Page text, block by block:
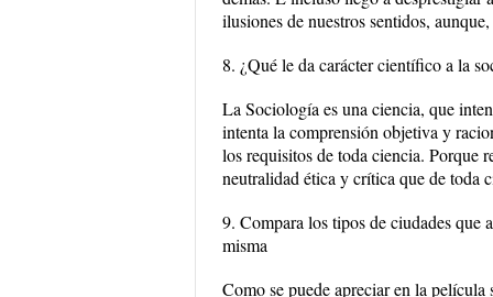
ilusiones de nuestros sentidos,
8. ¿Qué le da carácter científico a la
La Sociología es una ciencia, que
intenta la comprensión objetiva y
los requisitos de toda ciencia. Porque
neutralidad ética y crítica que de toda
9. Compara los tipos de ciudades que
misma
Como se puede apreciar en la película